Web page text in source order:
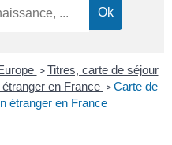
> Titres, carte de séjour
en France > Carte de
étranger en France